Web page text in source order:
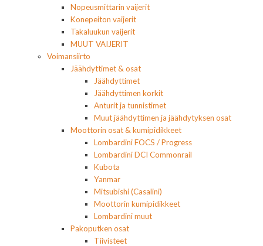
Nopeusmittarin vaijerit
Konepeiton vaijerit
Takaluukun vaijerit
MUUT VAIJERIT
Voimansiirto
Jäähdyttimet & osat
Jäähdyttimet
Jäähdyttimen korkit
Anturit ja tunnistimet
Muut jäähdyttimen ja jäähdytyksen osat
Moottorin osat & kumipidikkeet
Lombardini FOCS / Progress
Lombardini DCI Commonrail
Kubota
Yanmar
Mitsubishi (Casalini)
Moottorin kumipidikkeet
Lombardini muut
Pakoputken osat
Tiivisteet